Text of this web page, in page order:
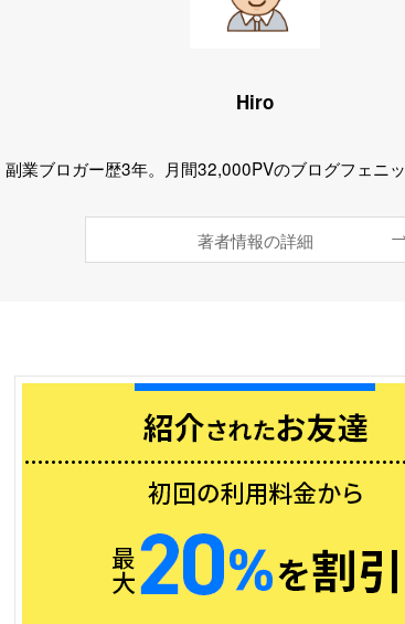
Hiro
副業ブロガー歴3年。月間32,000PVのブログフェニッ
著者情報の詳細